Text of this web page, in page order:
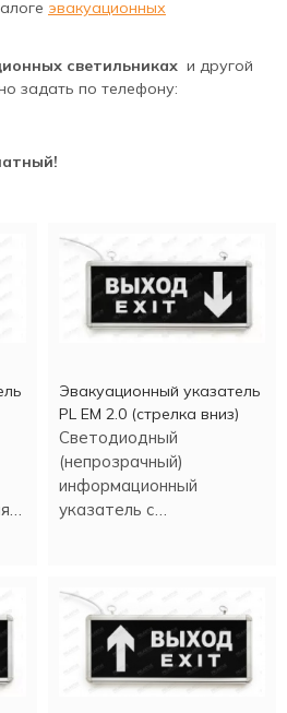
эвакуационных
светильниках и другой
задать по телефону:
Эвакуационный указатель
PL EM 2.0 (стрелка вниз)
Светодиодный
(непрозрачный)
информационный
указатель с